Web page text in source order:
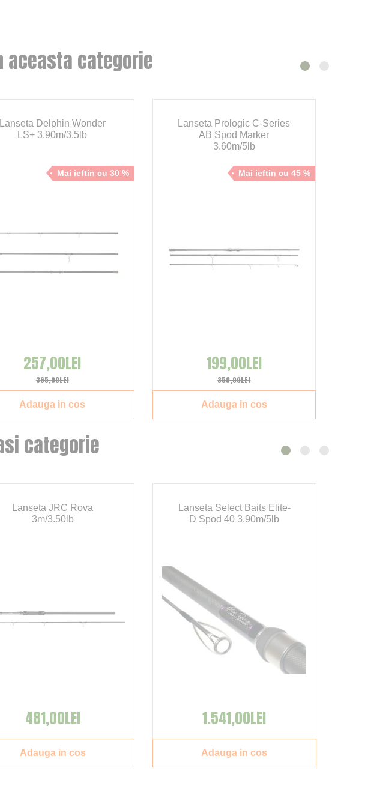
categorie
Lanseta JRC Rova
3m/3.50lb
481,00LEI
Adauga in cos
Lanseta Select Baits Elite-
D Spod 40 3.90m/5lb
1.541,00LEI
Adauga in cos
aceasta categorie
Lanseta Delphin Wonder
LS+ 3.90m/3.5lb
Mai ieftin cu 30 %
365,00LEI
257,00LEI
Adauga in cos
Lanseta Prologic C-Series
AB Spod Marker
3.60m/5lb
Mai ieftin cu 45 %
359,00LEI
199,00LEI
Adauga in cos